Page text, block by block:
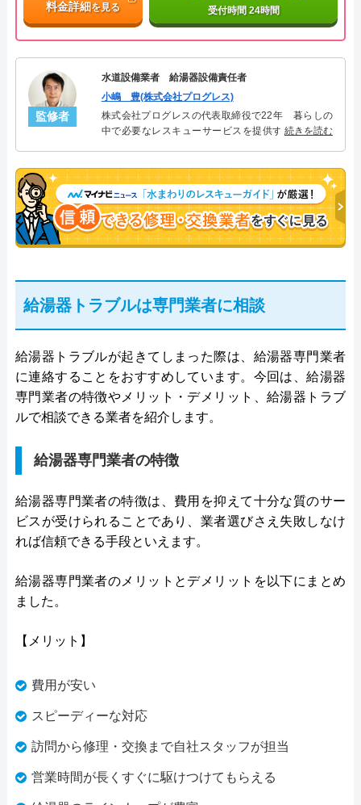
料金詳細を見る 受付時間 24時間
監修者
水道設備業者 給湯器設備責任者
小嶋 豊(株式会社プログレス)
株式会社プログレスの代表取締役で22年 暮らしの
中で必要なレスキューサービスを提供する株式会社
決。多くのお客様に信頼される「給湯器」のスペシ
ャリスト。
続きを読む
給湯器トラブルは専門業者に相談
給湯器トラブルが起きてしまった際は、給湯器専門業者
に連絡することをおすすめしています。今回は、給湯器
専門業者の特徴やメリット・デメリット、給湯器トラブ
ルで相談できる業者を紹介します。
給湯器専門業者の特徴
給湯器専門業者の特徴は、費用を抑えて十分な質のサー
ビスが受けられることであり、業者選びさえ失敗しなけ
れば信頼できる手段といえます。
給湯器専門業者のメリットとデメリットを以下にまとめ
ました。
【メリット】
費用が安い
スピーディーな対応
訪問から修理・交換まで自社スタッフが担当
営業時間が長くすぐに駆けつけてもらえる